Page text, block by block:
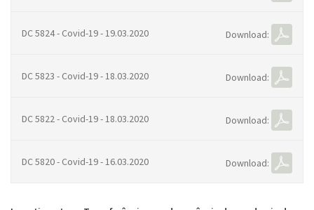
DC 5824 - Covid-19 - 19.03.2020 Download:
DC 5823 - Covid-19 - 18.03.2020 Download:
DC 5822 - Covid-19 - 18.03.2020 Download:
DC 5820 - Covid-19 - 16.03.2020 Download: